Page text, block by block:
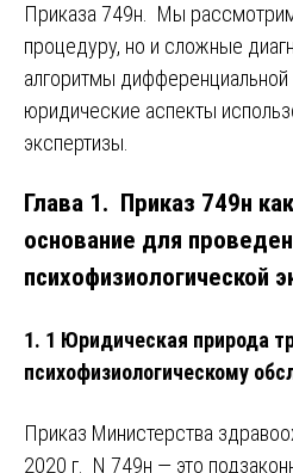
Приказа 749н. Мы
процедуру, но и сложные
алгоритмы дифференциальной
юридические аспекты
экспертизы.
Глава 1. Приказ 749н
основание для
психофизиологической
1. 1 Юридическая природа
психофизиологическому
Приказ Министерства
2020 г. N 749н — это